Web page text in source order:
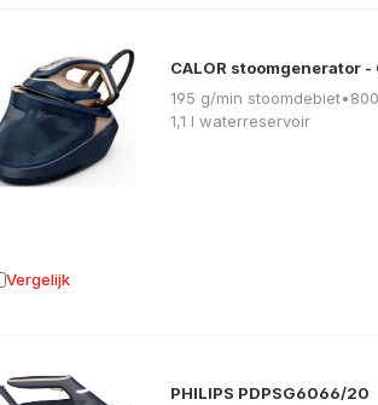
CALOR stoomgenerator -
195 g/min stoomdebiet•
1,1 l waterreservoir
Vergelijk aan vergelijking
PHILIPS PDPSG6066/20